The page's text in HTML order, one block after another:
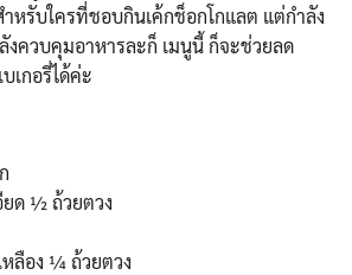
หรับใครที่ชอบกินเค้กช็อกโกแลต แต่กำลัง
งควบคุมอาหารละก็ เมนูนี้ ก็จะช่วยลด
เกอรี่ได้ค่ะ
ยด ½ ถ้วยตวง
ลือง ¼ ถ้วยตวง